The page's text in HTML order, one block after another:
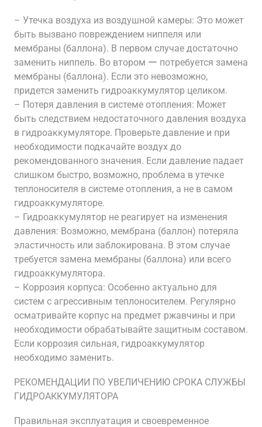
– Утечка воздуха из воздушной камеры: Это может
быть вызвано повреждением ниппеля или
мембраны (баллона). В первом случае достаточно
заменить ниппель. Во втором ー потребуется замена
мембраны (баллона). Если это невозможно,
придется заменить гидроаккумулятор целиком.
– Потеря давления в системе отопления: Может
быть следствием недостаточного давления воздуха
в гидроаккумуляторе. Проверьте давление и при
необходимости подкачайте воздух до
рекомендованного значения. Если давление падает
слишком быстро, возможно, проблема в утечке
теплоносителя в системе отопления, а не в самом
гидроаккумуляторе.
– Гидроаккумулятор не реагирует на изменения
давления: Возможно, мембрана (баллон) потеряла
эластичность или заблокирована. В этом случае
требуется замена мембраны (баллона) или всего
гидроаккумулятора.
– Коррозия корпуса: Особенно актуально для
систем с агрессивным теплоносителем. Регулярно
осматривайте корпус на предмет ржавчины и при
необходимости обрабатывайте защитным составом.
Если коррозия сильная, гидроаккумулятор
необходимо заменить.
РЕКОМЕНДАЦИИ ПО УВЕЛИЧЕНИЮ СРОКА СЛУЖБЫ
ГИДРОАККУМУЛЯТОРА
Правильная эксплуатация и своевременное